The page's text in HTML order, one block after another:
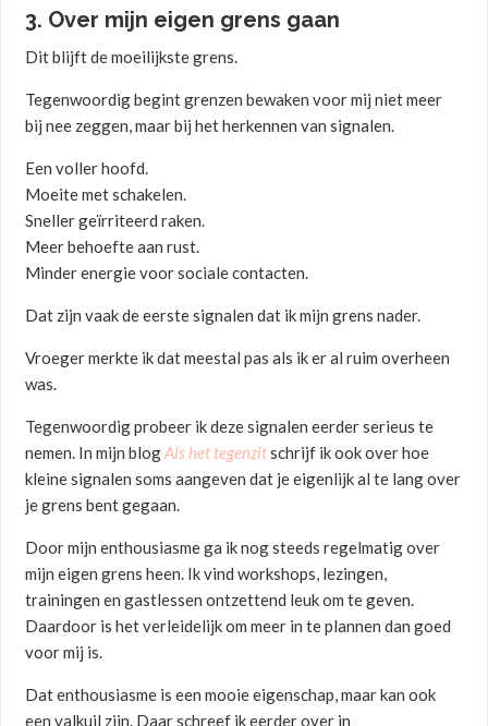
3. Over mijn eigen grens gaan
Dit blijft de moeilijkste grens.
Tegenwoordig begint grenzen bewaken voor mij niet meer
bij nee zeggen, maar bij het herkennen van signalen.
Een voller hoofd.
Moeite met schakelen.
Sneller geïrriteerd raken.
Meer behoefte aan rust.
Minder energie voor sociale contacten.
Dat zijn vaak de eerste signalen dat ik mijn grens nader.
Vroeger merkte ik dat meestal pas als ik er al ruim overheen
was.
Tegenwoordig probeer ik deze signalen eerder serieus te
nemen. In mijn blogAls het tegenzitschrijf ik ook over hoe
kleine signalen soms aangeven dat je eigenlijk al te lang over
je grens bent gegaan.
Door mijn enthousiasme ga ik nog steeds regelmatig over
mijn eigen grens heen. Ik vind workshops, lezingen,
trainingen en gastlessen ontzettend leuk om te geven.
Daardoor is het verleidelijk om meer in te plannen dan goed
voor mij is.
Dat enthousiasme is een mooie eigenschap, maar kan ook
een valkuil zijn. Daar schreef ik eerder over in